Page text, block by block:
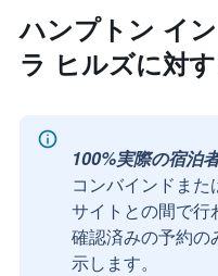
ハンプトン イ
ラ ヒルズに対
100%実際の宿泊
コンバインドま
サイトとの間で行
確認済みの予約の
示します。